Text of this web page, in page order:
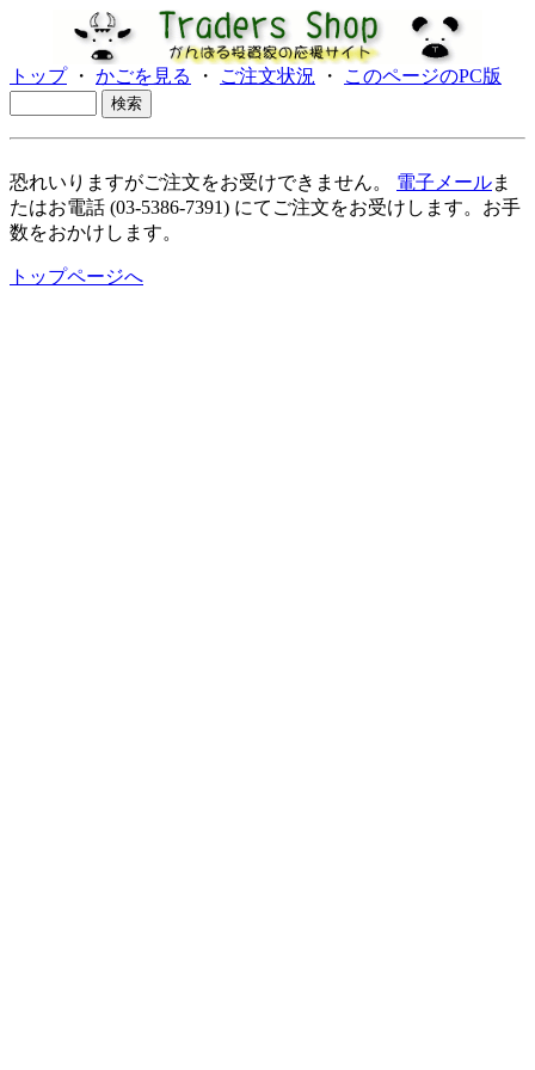
トップ・ かごを見る ・ ご注文状況 ・ このページのPC版
恐れいりますがご注文をお受けできません。 電子メールま
たはお電話 (03-5386-7391) にてご注文をお受けします。お手
数をおかけします。
トップページへ